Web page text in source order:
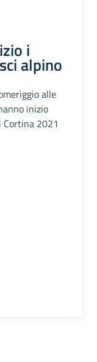
i
alpino
alle
inizio
2021